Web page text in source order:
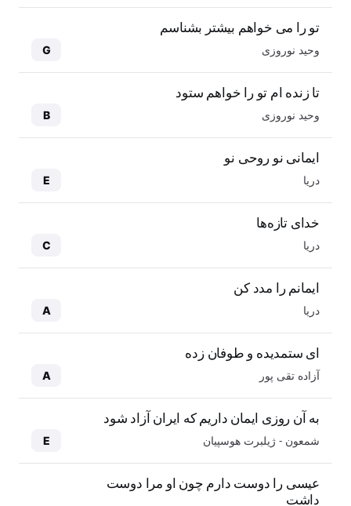
تو را می خواهم بیشتر بشناسم
وحید نوروزی G
تا زنده ام تو را خواهم ستود
وحید نوروزی B
ایمانی نو روحی نو
دریا E
خدای تازه‌ها
دریا C
ایمانم را مدد کن
دریا A
ای ستمدیده و طوفان زده
آزاده تقی پور A
به آن روزی ایمان داریم که ایران آزاد شود
شمعون - ژیلبرت هوسپیان E
عیسی را دوست دارم چون او مرا دوست
داشت